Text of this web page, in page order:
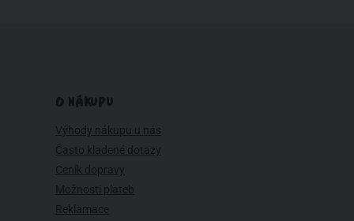
O NÁKUPU
Výhody nákupu u nás
Často kladené dotazy
Ceník dopravy
Možnosti plateb
Reklamace